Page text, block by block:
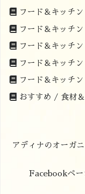
フード＆キッチ
フード＆キッチ
フード＆キッチ
フード＆キッチ
フード＆キッチ
おすすめ / 食材
アディナのオーガ
Facebookペー